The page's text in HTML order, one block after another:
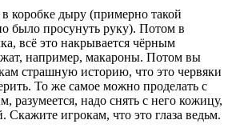
коробке дыру (примерно такой
было просунуть руку). Потом в
всё это накрывается чёрным
например, макароны. Потом вы
страшную историю, что это червяки
То же самое можно проделать с
разумеется, надо снять с него кожицу,
игрокам, что это глаза ведьм.